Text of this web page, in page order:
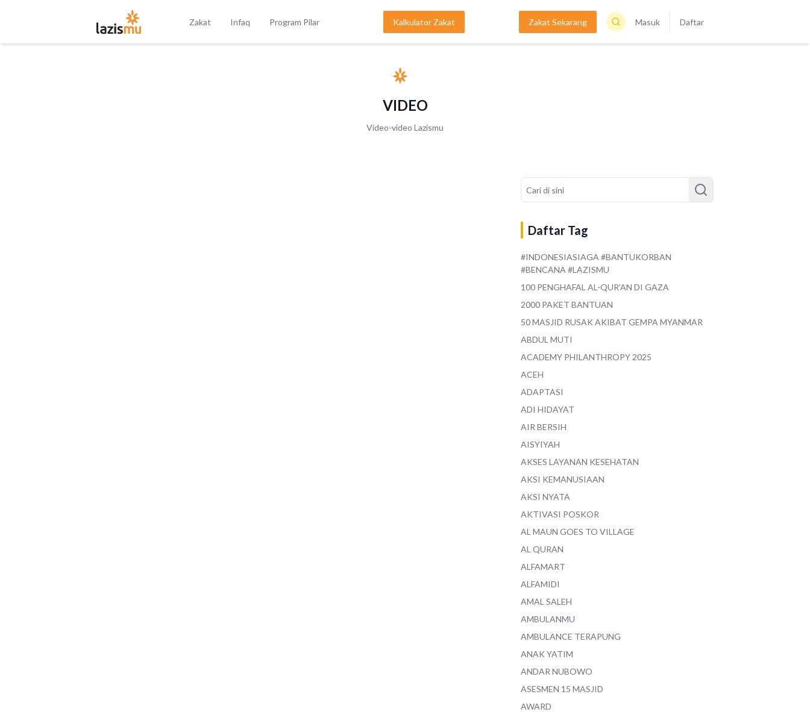
Zakat Infaq Program Pilar Kalkulator Zakat Zakat Sekarang Masuk Daftar
VIDEO
Video-video Lazismu
Daftar Tag
#INDONESIASIAGA #BANTUKORBAN
#BENCANA #LAZISMU
100 PENGHAFAL AL-QUR'AN DI GAZA
2000 PAKET BANTUAN
50 MASJID RUSAK AKIBAT GEMPA MYANMAR
ABDUL MUTI
ACADEMY PHILANTHROPY 2025
ACEH
ADAPTASI
ADI HIDAYAT
AIR BERSIH
AISYIYAH
AKSES LAYANAN KESEHATAN
AKSI KEMANUSIAAN
AKSI NYATA
AKTIVASI POSKOR
AL MAUN GOES TO VILLAGE
AL QURAN
ALFAMART
ALFAMIDI
AMAL SALEH
AMBULANMU
AMBULANCE TERAPUNG
ANAK YATIM
ANDAR NUBOWO
ASESMEN 15 MASJID
AWARD